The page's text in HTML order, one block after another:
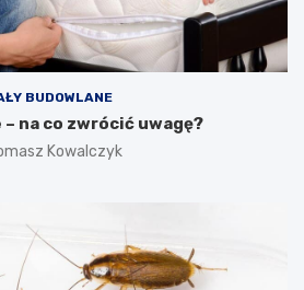
BUDOWLANE
na co zwrócić uwagę?
Kowalczyk